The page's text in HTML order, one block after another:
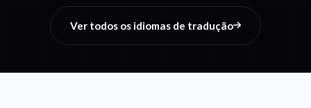
Ver todos os idiomas de tradução